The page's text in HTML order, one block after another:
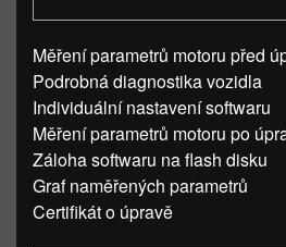
Měření parametrů motoru před
Podrobná diagnostika vozidla
Individuální nastavení softwaru
Měření parametrů motoru po
Záloha softwaru na flash disku
Graf naměřených parametrů
Certifikát o úpravě